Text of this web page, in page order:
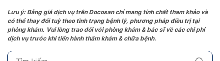
the
question
mark
to
Lưu ý: Bảng giá dịch vụ trên Docosan chỉ mang tính chất tham khảo và
có thể thay đổi tuỳ theo tình trạng bệnh lý, phương pháp điều trị tại
phòng khám. Vui lòng trao đổi với phòng khám & bác sĩ về các chi phí
dịch vụ trước khi tiến hành thăm khám & chữa bệnh.